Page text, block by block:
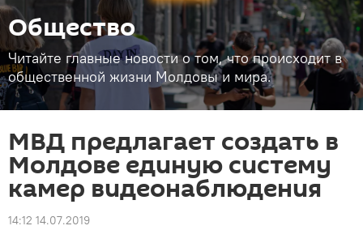
Общество
Читайте главные новости о том, что происходит в
общественной жизни Молдовы и мира.
МВД предлагает создать в
Молдове единую систему
камер видеонаблюдения
14:12 14.07.2019